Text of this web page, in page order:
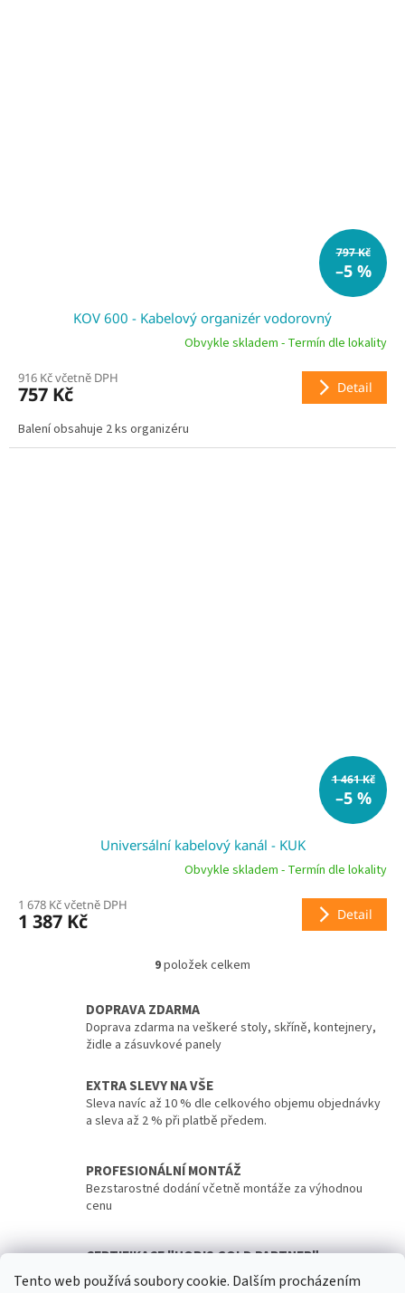
Tento web používá soubory cookie. Dalším procházením
797 Kč
–5 %
KOV 600 - Kabelový organizér vodorovný
Obvykle skladem - Termín dle lokality
916 Kč včetně DPH
757 Kč Detail
Balení obsahuje 2 ks organizéru
1 461 Kč
–5 %
Universální kabelový kanál - KUK
Obvykle skladem - Termín dle lokality
1 678 Kč včetně DPH
1 387 Kč Detail
O
á
d
c
í
p
r
k
y
v
i
u
9položek celkem
DOPRAVA ZDARMA
Doprava zdarma na veškeré stoly, skříně, kontejnery,
židle a zásuvkové panely
EXTRA SLEVY NA VŠE
Sleva navíc až 10 % dle celkového objemu objednávky
a sleva až 2 % při platbě předem.
PROFESIONÁLNÍ MONTÁŽ
Bezstarostné dodání včetně montáže za výhodnou
cenu
CERTIFIKACE "HOBIS GOLD PARTNER"
Záruka nejkvalitnějších služeb díky certifikaci "Hobis